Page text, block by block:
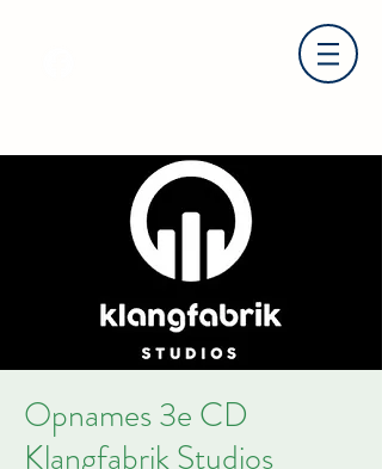
Opnames 3e CD
Klangfabrik Studios